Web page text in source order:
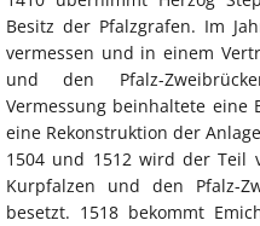
Besitz der Pfalzgrafen. Im
vermessen und in einem
und den Pfalz-
Vermessung beinhaltete eine
eine Rekonstruktion der
1504 und 1512 wird der Teil
Kurpfalzen und den Pfalz-
besetzt. 1518 bekommt